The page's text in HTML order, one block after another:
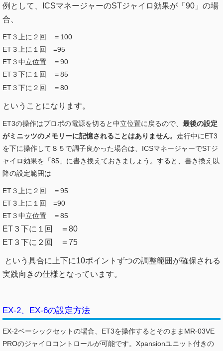
例として、ICSマネージャーのSTジャイロ効果が「90」の場
合、
ET３上に２回 ＝100
ET３上に１回 =95
ET３中立位置 ＝90
ET３下に１回 ＝85
ET３下に２回 ＝80
ということになります。
ET3の操作はプロポの電源を切ると中立位置に戻るので、 最後の設定
がミニッツのメモリーに記憶されることはありません。 走行中にET3
を下に操作して８５で調子良かった場合は、ICSマネージャーでSTジ
ャイロ効果を「85」に書き換えておきましょう。すると、書き換え以
降の設定範囲は
ET３上に２回 ＝95
ET３上に１回 =90
ET３中立位置 ＝85
ET３下に１回 ＝80
ET３下に２回 ＝75
という具合に上下に10ポイントずつの調整範囲が確保される
実践向きの仕様となっています。
EX-2、EX-6の設定方法
EX-2ベーシックセットの場合、ET3を操作するとそのままMR-03VE
PROのジャイロコントロールが可能です。Xpansionユニット付きの